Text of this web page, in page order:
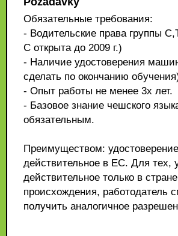
Обязательные требования:
- Водительские права группы
С открыта до 2009 г.)
- Наличие удостоверения
сделать по окончанию
- Опыт работы не менее 3х лет.
- Базовое знание чешского
обязательным.
Преимуществом:
действительное в ЕС. Для тех,
действительное только в стране
происхождения, работодатель
получить аналогичное